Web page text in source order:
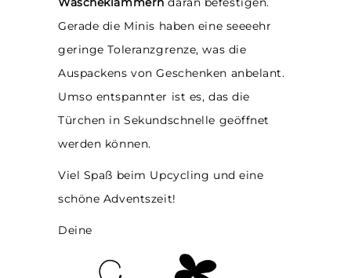
Gerade die Minis haben eine seeeehr
geringe Toleranzgrenze, was die
Auspackens von Geschenken anbelant.
Umso entspannter ist es, das die
Türchen in Sekundschnelle geöffnet
werden können.
Viel Spaß beim Upcycling und eine
schöne Adventszeit!
Deine